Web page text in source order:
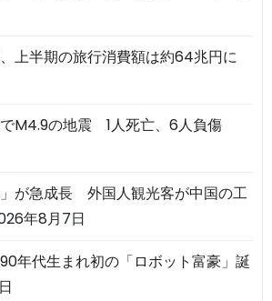
上半期の旅行消費額は約64兆円に
M4.9の地震 1人死亡、6人負傷
」が急成長 外国人観光客が中国の工
年8月7日
年代生まれ初の「ロボット富豪」誕